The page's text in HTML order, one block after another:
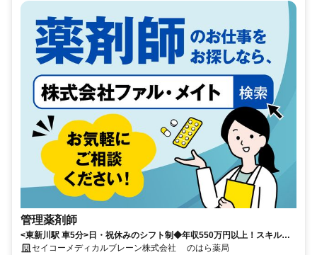
管理薬剤師
<東新川駅 車5分>日・祝休みのシフト制◆年収550万円以上！スキルを
活かせる
セイコーメディカルブレーン株式会社 のはら薬局